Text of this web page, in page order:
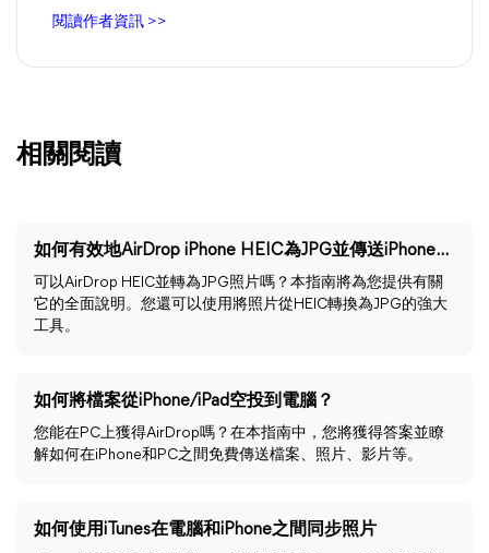
閱讀作者資訊 >>
相關閱讀
如何有效地AirDrop iPhone HEIC為JPG並傳送iPhone/iPad
可以AirDrop HEIC並轉為JPG照片嗎？本指南將為您提供有關
它的全面說明。您還可以使用將照片從HEIC轉換為JPG的強大
工具。
如何將檔案從iPhone/iPad空投到電腦？
您能在PC上獲得AirDrop嗎？在本指南中，您將獲得答案並瞭
解如何在iPhone和PC之間免費傳送檔案、照片、影片等。
如何使用iTunes在電腦和iPhone之間同步照片